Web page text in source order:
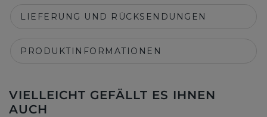
LIEFERUNG UND RÜCKSENDUNGEN
PRODUKTINFORMATIONEN
VIELLEICHT GEFÄLLT ES IHNEN
AUCH